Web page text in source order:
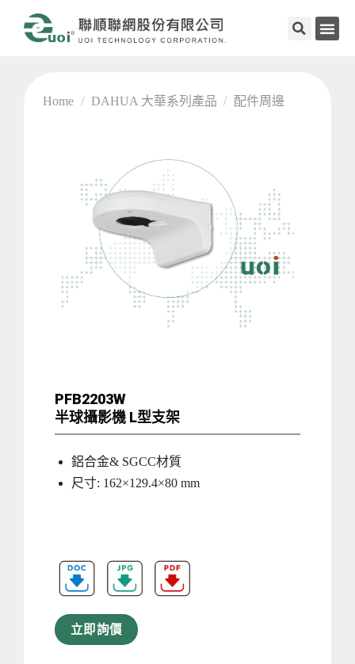
Home / DAHUA 大華系列產品 / 配件周邊
PFB2203W
半球攝影機 L型支架
鋁合金& SGCC材質
尺寸: 162×129.4×80 mm
立即詢價